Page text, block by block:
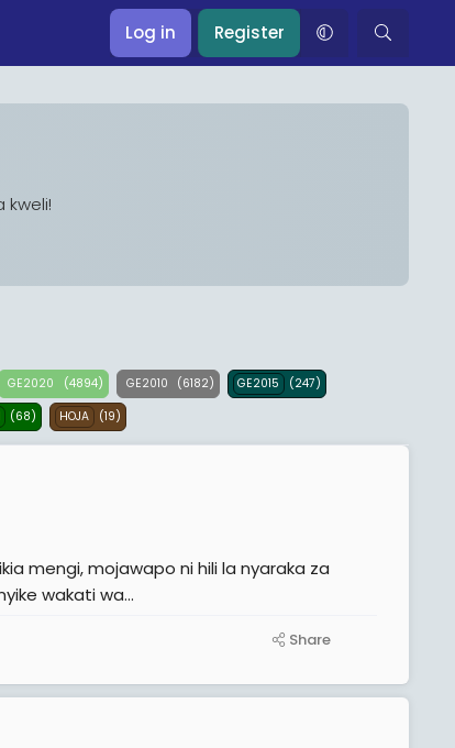
Log in Register
kweli!
GE2020 (4894) GE2010 (6182) GE2015 (247)
(68) HOJA (19)
mengi, mojawapo ni hili la nyaraka za
wakati wa...
Share